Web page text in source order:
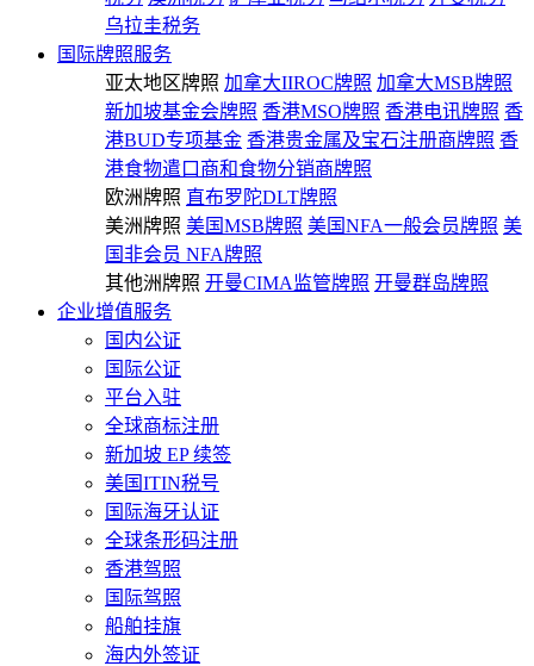
乌拉圭税务
国际牌照服务
亚太地区牌照 加拿大IIROC牌照 加拿大MSB牌照
新加坡基金会牌照 香港MSO牌照 香港电讯牌照 香
港BUD专项基金 香港贵金属及宝石注册商牌照 香
港食物遣口商和食物分销商牌照
欧洲牌照 直布罗陀DLT牌照
美洲牌照 美国MSB牌照 美国NFA一般会员牌照 美
国非会员 NFA牌照
其他洲牌照 开曼CIMA监管牌照 开曼群岛牌照
企业增值服务
国内公证
国际公证
平台入驻
全球商标注册
新加坡 EP 续签
美国ITIN税号
国际海牙认证
全球条形码注册
香港驾照
国际驾照
船舶挂旗
海内外签证